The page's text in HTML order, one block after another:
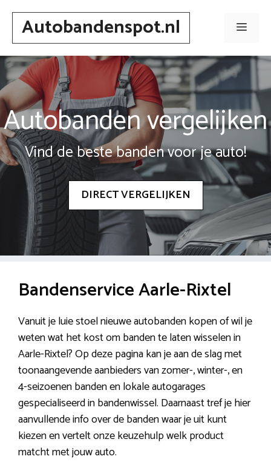
Spring
inhoudAutobandenspot.nl Menu
Autobanden vergelijken
Vind de beste banden voor je auto!
DIRECT VERGELIJKEN
Bandenservice Aarle-Rixtel
Vanuit je luie stoel nieuwe autobanden kopen of wil je
weten wat het kost om banden te laten wisselen in
Aarle-Rixtel? Op deze pagina kan je aan de slag met
toonaangevende aanbieders van zomer-, winter-, en
4-seizoenen banden en lokale autogarages
gespecialiseerd in bandenwissel. Daarnaast tref je hier
aanvullende info over de banden waar je uit kunt
kiezen en vertelt onze keuzehulp welk product
matcht met jouw auto.